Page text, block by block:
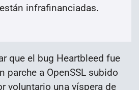
infrafinanciadas.
que el bug Heartbleed fue
parche a OpenSSL subido
voluntario una víspera de